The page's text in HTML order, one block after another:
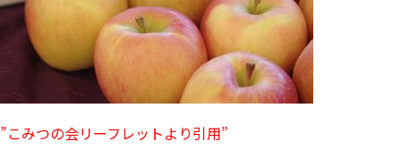
”こみつの会リーフレットより引用”